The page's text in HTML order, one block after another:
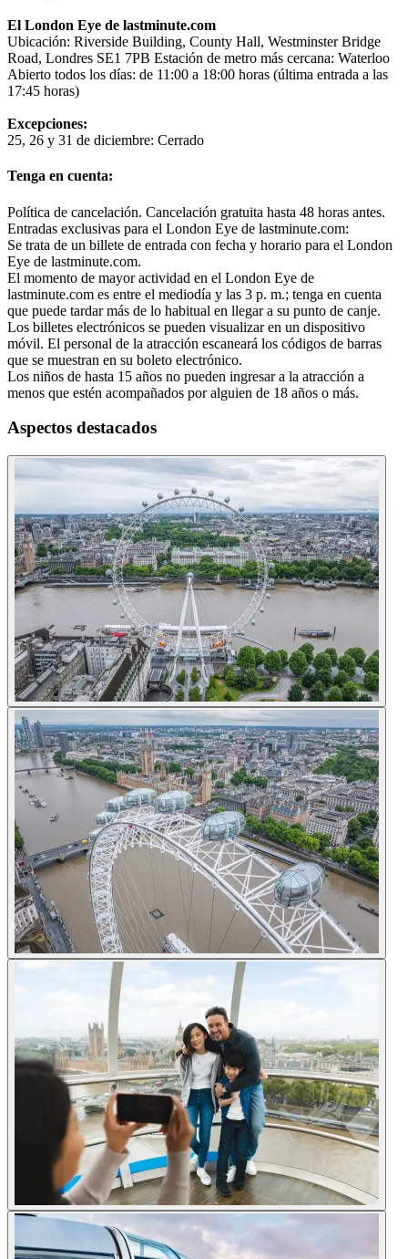
El London Eye de lastminute.com
Ubicación: Riverside Building, County Hall, Westminster Bridge
Road, Londres SE1 7PB Estación de metro más cercana: Waterloo
Abierto todos los días: de 11:00 a 18:00 horas (última entrada a las
17:45 horas)
Excepciones:
25, 26 y 31 de diciembre: Cerrado
Tenga en cuenta:
Política de cancelación. Cancelación gratuita hasta 48 horas antes.
Entradas exclusivas para el London Eye de lastminute.com:
Se trata de un billete de entrada con fecha y horario para el London
Eye de lastminute.com.
El momento de mayor actividad en el London Eye de
lastminute.com es entre el mediodía y las 3 p. m.; tenga en cuenta
que puede tardar más de lo habitual en llegar a su punto de canje.
Los billetes electrónicos se pueden visualizar en un dispositivo
móvil. El personal de la atracción escaneará los códigos de barras
que se muestran en su boleto electrónico.
Los niños de hasta 15 años no pueden ingresar a la atracción a
menos que estén acompañados por alguien de 18 años o más.
Aspectos destacados